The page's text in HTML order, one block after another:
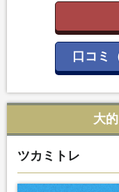
口コミ
大
ツカミトレ